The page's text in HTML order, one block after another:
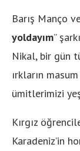
Barış Manço
yoldayım”
Nikal, bir gün
ırkların
ümitlerimizi
Kırgız
Karadeniz’in